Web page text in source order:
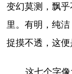
变幻莫测，飘
里。有明，纯
捉摸不透，这便
这七个字